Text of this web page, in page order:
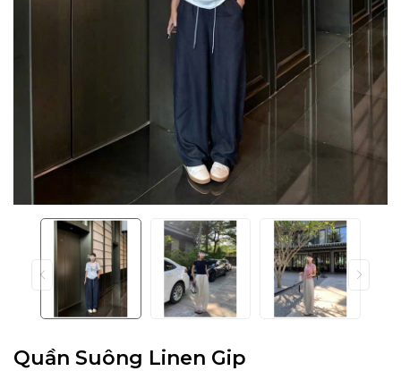
Quần Suông Linen Gip